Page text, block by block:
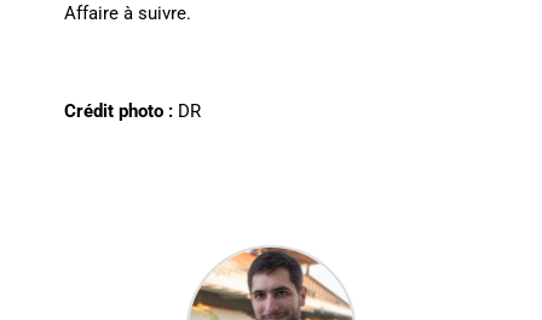
Affaire à suivre.
Crédit photo : DR